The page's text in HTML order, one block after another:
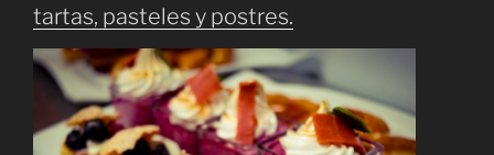
tartas, pasteles y postres.